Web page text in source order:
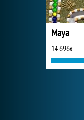
Maya
14 696x